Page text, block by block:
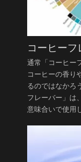
コーヒーフ
通常「コーヒー
コーヒーの香り
るのではなかろ
フレーバー」は
意味合いで使用